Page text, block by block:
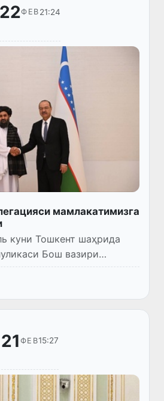
22ФЕВ 21:24
мамлакатимизга
куни Тошкент шаҳрида
Бош вазири
Бош вазирининг
бажарувчи Мулло
билан икк...
21 ФЕВ15:27